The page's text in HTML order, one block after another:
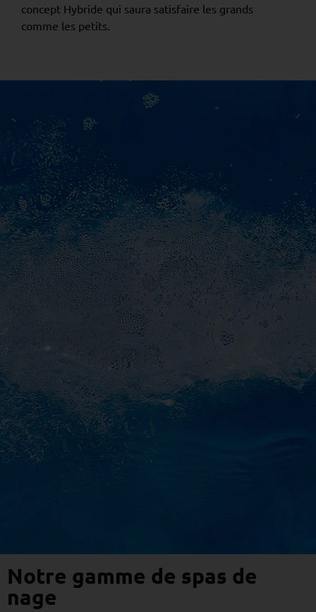
concept Hybride qui saura satisfaire les grands
comme les petits.
Notre gamme de spas de
nage